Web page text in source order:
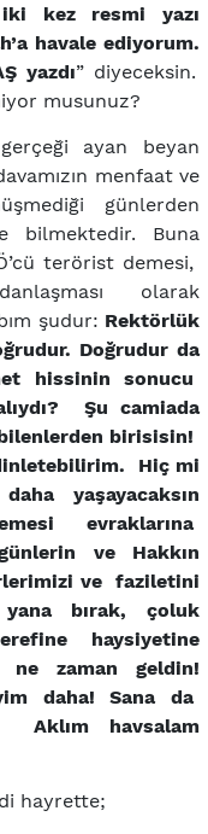
kez resmi yazı
havale ediyorum.
yazdı” diyeceksin.
musunuz?
ayan beyan
menfaat ve
günlerden
bilmektedir. Buna
terörist demesi,
olarak
şudur: Rektörlük
Doğrudur da
hissinin sonucu
Şu camiada
bilenlerden birisisin!
Hiç mi
yaşayacaksın
evraklarına
ve Hakkın
ve faziletini
bırak, çoluk
haysiyetine
ne zaman geldin!
daha! Sana da
Aklım havsalam
hayrette;